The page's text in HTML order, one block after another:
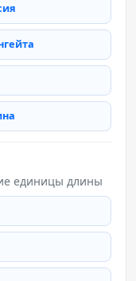
единицы длины